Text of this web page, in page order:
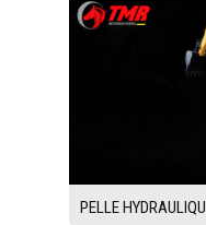
PELLE